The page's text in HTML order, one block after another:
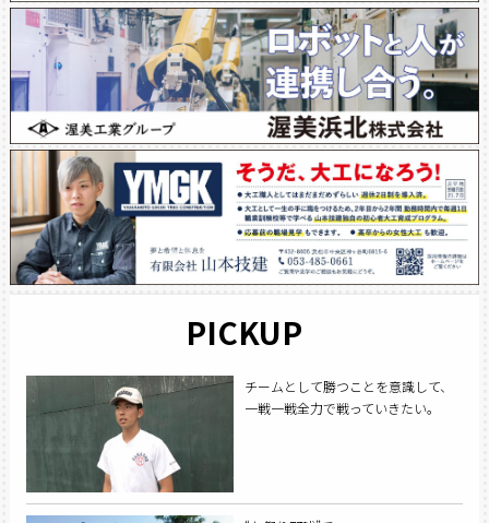
PICKUP
チームとして勝つことを意識して、
一戦一戦全力で戦っていきたい。